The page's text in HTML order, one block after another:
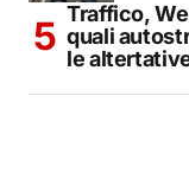
Traffico,
quali
le